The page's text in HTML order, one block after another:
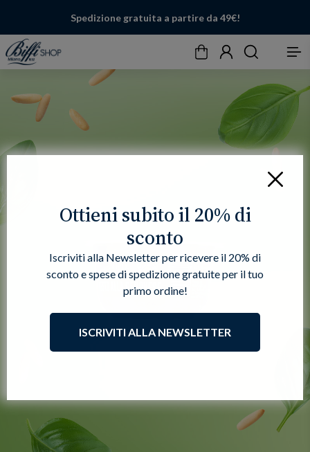
Spedizione gratuita a partire da 49€!
CarrelloAccountCerca Menu
Chiudi
Ottieni subito il 20% di
sconto
Iscriviti alla Newsletter per ricevere il 20% di
sconto e spese di spedizione gratuite per il tuo
primo ordine!
ISCRIVITI ALLA NEWSLETTER